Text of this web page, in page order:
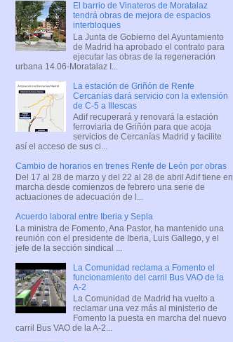
El barrio de Vinateros de Moratalaz
tendrá obras de mejora de espacios
interbloques
La Junta de Gobierno del Ayuntamiento
de Madrid ha aprobado el contrato para
ejecutar las obras de la regeneración
urbana 14.06-Moratalaz I...
La estación de Griñón de Renfe
Cercanías dará servicio con la extensión
de C-5 a Illescas
Adif recuperará y renovará la estación
ferroviaria de Griñón para que acoja
servicios de Cercanías Madrid y facilite
así el acceso de sus ci...
Cambio de horarios en trenes Renfe de León por obras
Del 17 al 28 de marzo y del 22 al 28 de abril Adif tiene en
marcha desde comienzos de febrero una serie de
actuaciones de adecuación de l...
Acuerdo laboral entre Iberia y Sepla
La ministra de Fomento, Ana Pastor, ha mantenido una
reunión con el presidente de Iberia, Luis Gallego, y el
jefe de la sección sindical ...
La Comunidad reclama a Fomento el
funcionamiento del carril Bus VAO de la
A-2
La Comunidad de Madrid ha vuelto a
reclamar una vez más al ministerio de
Fomento la puesta en marcha del nuevo
carril Bus VAO de la A-2...